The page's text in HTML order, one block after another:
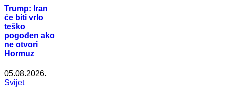
Trump: Iran
će biti vrlo
teško
pogođen ako
ne otvori
Hormuz
05.08.2026.
Svijet